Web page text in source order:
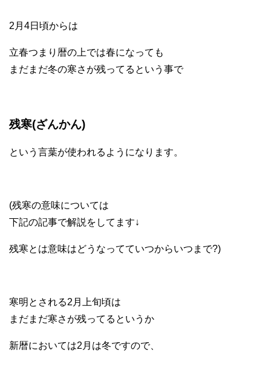
2月4日頃からは
立春つまり暦の上では春になっても
まだまだ冬の寒さが残ってるという事で
残寒(ざんかん)
という言葉が使われるようになります。
(残寒の意味については
下記の記事で解説をしてます↓
残寒とは意味はどうなってていつからいつまで?)
寒明とされる2月上旬頃は
まだまだ寒さが残ってるというか
新暦においては2月は冬ですので、